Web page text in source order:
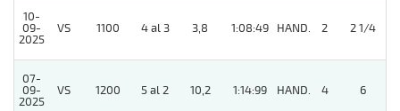
10-
09-
2025
VS 1100 4 al 3 3,8 1:08:49 HAND. 2 2 1/4
07-
09-
2025
VS 1200 5 al 2 10,2 1:14:99 HAND. 4 6